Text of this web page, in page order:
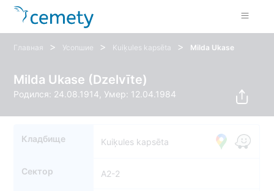
Главная > Усопшие > Kuiķules kapsēta > Milda Ukase
Milda Ukase (Dzelvīte)
Родился: 24.08.1914, Умер: 12.04.1984
Кладбище Kuiķules kapsēta
Сектор A2-2